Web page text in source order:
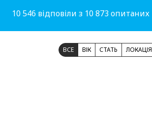
10 546 відповіли з 10 873 опитаних
ВСЕ ВІК СТАТЬ ЛОКАЦІЯ